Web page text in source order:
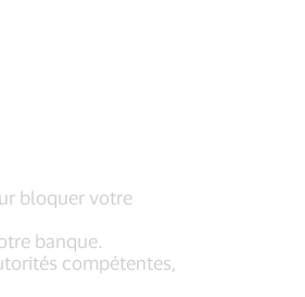
bloquer votre
banque.
compétentes,